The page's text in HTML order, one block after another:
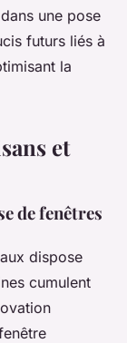
une pose
futurs liés à
la
et
de fenêtres
dispose
cumulent